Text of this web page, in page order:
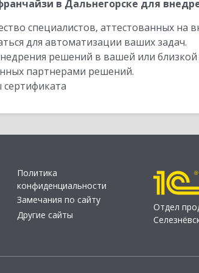
в Дальнегорске для
специалистов, аттестованных
для автоматизации ваших задач.
решений в вашей или
партнерами решений.
Политика
конфиденциальности
Замечания по сайту
Другие сайты
Отдел